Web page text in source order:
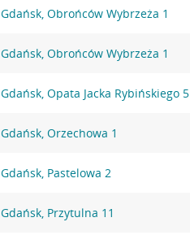
Gdańsk, Obrońców Wybrzeża 1
Gdańsk, Obrońców Wybrzeża 1
Gdańsk, Opata Jacka Rybińskiego 5
Gdańsk, Orzechowa 1
Gdańsk, Pastelowa 2
Gdańsk, Przytulna 11